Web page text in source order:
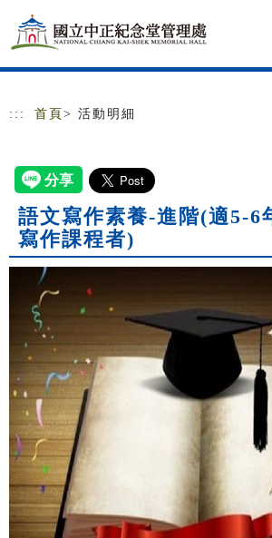
跳到主要內容
網站導覽
::: 首頁 > 活動明細
語文寫作素養-進階(適5-6
寫作課程者)